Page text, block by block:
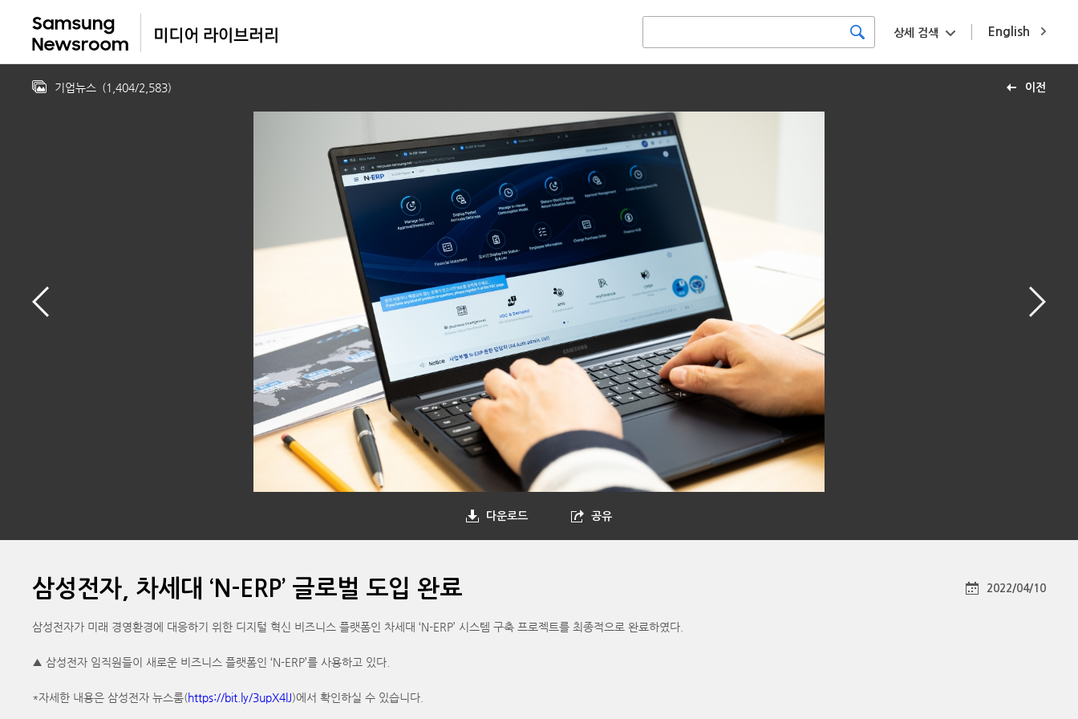
English
상세 검색
이전
기업뉴스 (1,404/2,583)
다운로드 공유
삼성전자, 차세대 ‘N-ERP’ 글로벌 도입 완료 2022/04/10
삼성전자가 미래 경영환경에 대응하기 위한 디지털 혁신 비즈니스 플랫폼인 차세대 ‘N-ERP’ 시스템 구축 프로젝트를 최종적으로 완료하였다.
▲ 삼성전자 임직원들이 새로운 비즈니스 플랫폼인 ‘N-ERP’를 사용하고 있다.
*자세한 내용은 삼성전자 뉴스룸(https://bit.ly/3upX4lJ)에서 확인하실 수 있습니다.